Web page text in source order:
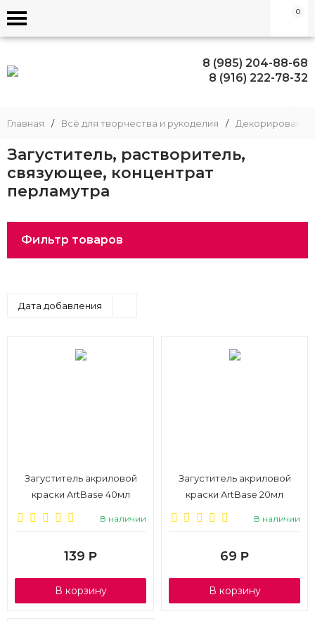
0
8 (985) 204-88-68
8 (916) 222-78-32
Главная / Всё для творчества и рукоделия / Декорирование
Загуститель, растворитель,
связующее, концентрат
перламутра
Фильтр товаров
Дата добавления
Загуститель акриловой
краски ArtBase 40мл
В наличии
139 Р
В корзину
Загуститель акриловой
краски ArtBase 20мл
В наличии
69 Р
В корзину